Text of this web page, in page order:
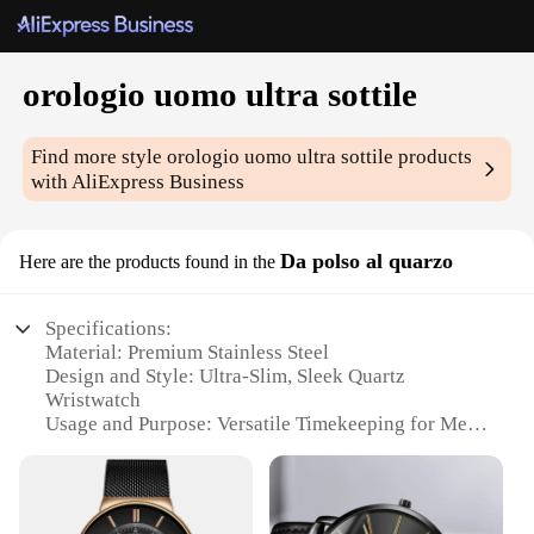
orologio uomo ultra sottile
Find more styleorologio uomo ultra sottile products
with AliExpress Business
Here are the products found in the Da polso al quarzo
Specifications:
Material: Premium Stainless Steel
Design and Style: Ultra-Slim, Sleek Quartz
Wristwatch
Usage and Purpose: Versatile Timekeeping for Men
Formal Occasions
Shape or Size or Weight or Quantity: Slim Profile,
Lightweight, Elegant